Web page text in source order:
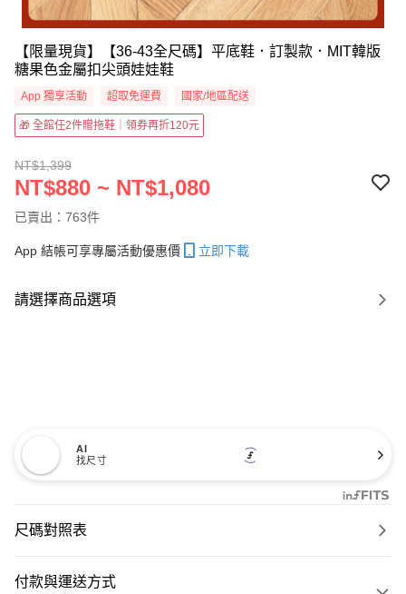
【限量現貨】【36-43全尺碼】平底鞋．訂製款．MIT韓版
糖果色金屬扣尖頭娃娃鞋
App 獨享活動 超取免運費 國家/地區配送
🎁 全館任2件贈拖鞋｜領券再折120元
NT$1,399
NT$880 ~ NT$1,080
已賣出：763件
App 結帳可享專屬活動優惠價 立即下載
請選擇商品選項
AI
找尺寸
尺碼對照表
付款與運送方式